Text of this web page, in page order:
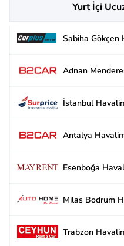
Yurt İçi
Sabiha Gökçen
Adnan
İstanbul
Antalya
Esenboğa
Milas Bodrum
Trabzon